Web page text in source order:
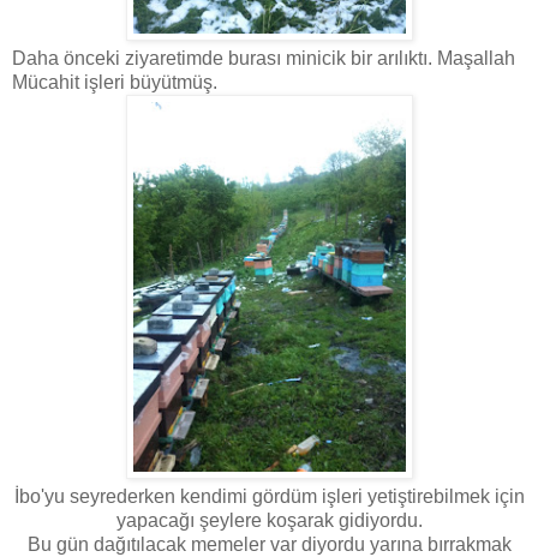
Daha önceki ziyaretimde burası minicik bir arılıktı. Maşallah
Mücahit işleri büyütmüş.
İbo'yu seyrederken kendimi gördüm işleri yetiştirebilmek için
yapacağı şeylere koşarak gidiyordu.
Bu gün dağıtılacak memeler var diyordu yarına bırrakmak